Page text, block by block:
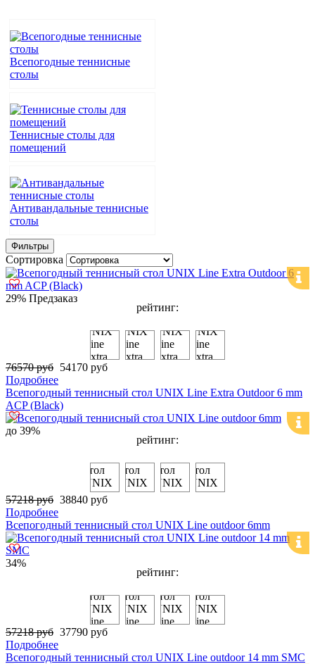
Всепогодные теннисные
столы
Теннисные столы для
помещений
Антивандальные теннисные
столы
Фильтры
Сортировка
29% Предзаказ
рейтинг:
76570 руб 54170 руб
Подробнее
Всепогодный теннисный стол UNIX Line Extra Outdoor 6 mm
ACP (Black)
до 39%
рейтинг:
57218 руб 38840 руб
Подробнее
Всепогодный теннисный стол UNIX Line outdoor 6mm
34%
рейтинг:
57218 руб 37790 руб
Подробнее
Всепогодный теннисный стол UNIX Line outdoor 14 mm SMC